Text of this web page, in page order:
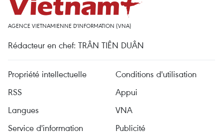
AGENCE VIETNAMIENNE D'INFORMATION (VNA)
Rédacteur en chef: TRÂN TIÊN DUÂN
Propriété intellectuelle
Conditions d'utilisation
RSS
Appui
Langues
VNA
Service d'information
Publicité